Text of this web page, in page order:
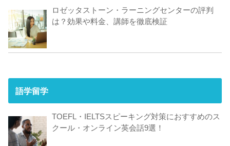
ロゼッタストーン・ラーニングセンターの評判
は？効果や料金、講師を徹底検証
語学留学
TOEFL・IELTSスピーキング対策におすすめのス
クール・オンライン英会話9選！